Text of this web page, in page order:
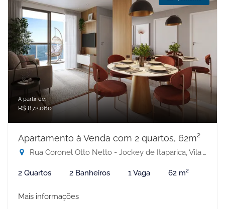
A partir de:
R$ 872.060
Apartamento à Venda com 2 quartos, 62m²
Rua Coronel Otto Netto - Jockey de Itaparica, Vila Velha-ES
2 Quartos 2 Banheiros 1 Vaga 62 m²
Mais informações